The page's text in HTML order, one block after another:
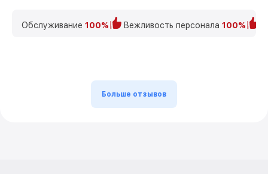
Обслуживание 100% Вежливость персонала 100%
Больше отзывов